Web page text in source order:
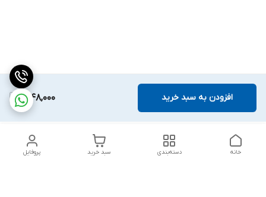
1,948,000 افزودن به سبد خرید
پروفایل سبد خرید دسته‌بندی خانه